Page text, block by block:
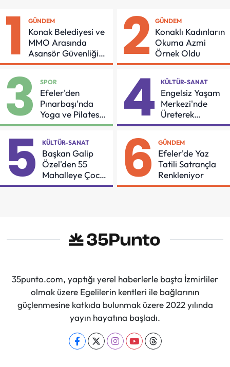
1 GÜNDEM
Konak Belediyesi ve
MMO Arasında
Asansör Güvenliği
İçin Önemli Protokol
2 GÜNDEM
Konaklı Kadınların
Okuma Azmi
Örnek Oldu
3 SPOR
Efeler'den
Pınarbaşı'nda
Yoga ve Pilates
Buluşması
4 KÜLTÜR-SANAT
Engelsiz Yaşam
Merkezi'nde
Üreterek
Güçleniyorlar
5 KÜLTÜR-SANAT
Başkan Galip
Özel'den 55
Mahalleye Çocuk
Şenliği
6 GÜNDEM
Efeler'de Yaz
Tatili Satrançla
Renkleniyor
35punto.com, yaptığı yerel haberlerle başta İzmirliler
olmak üzere Egelilerin kentleri ile bağlarının
güçlenmesine katkıda bulunmak üzere 2022 yılında
yayın hayatına başladı.